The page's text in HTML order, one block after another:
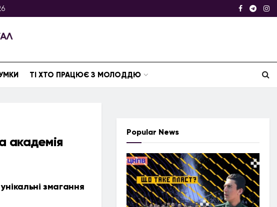
ТІ ХТО ПРАЦЮЄ З МОЛОДДЮ
академія
змагання
Popular News